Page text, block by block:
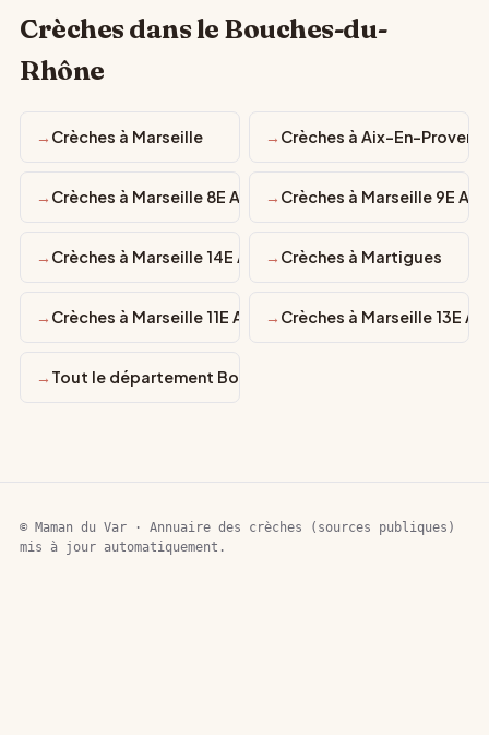
Crèches dans le Bouches-du-
Rhône
Crèches à Marseille Crèches à Aix-En-
Crèches à Marseille 8E ArrondissementCrèches à Marseille 9E
Crèches à Marseille 14E ArrondissementCrèches à Martigues
Crèches à Marseille 11E ArrondissementCrèches à Marseille 13E
Tout le département Bouches-du-Rhône
© Maman du Var · Annuaire des crèches (sources publiques)
mis à jour automatiquement.